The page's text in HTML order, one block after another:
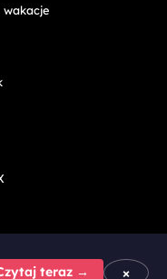
Media sp. z o.o.
teraz → ×